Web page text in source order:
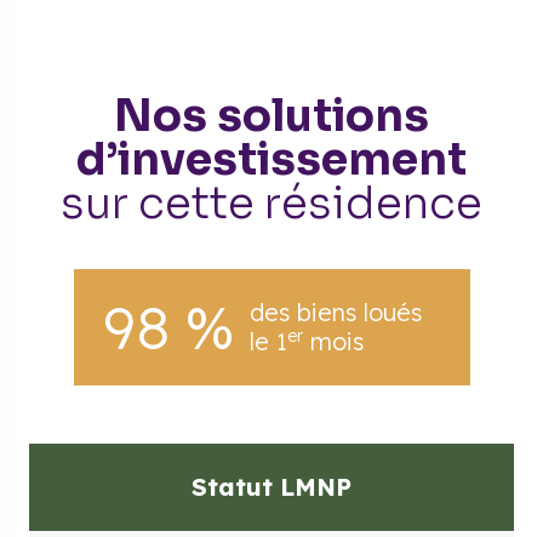
Nos solutions
d’investissement
sur cette résidence
98 %
des biens loués
le 1ermois
Statut LMNP